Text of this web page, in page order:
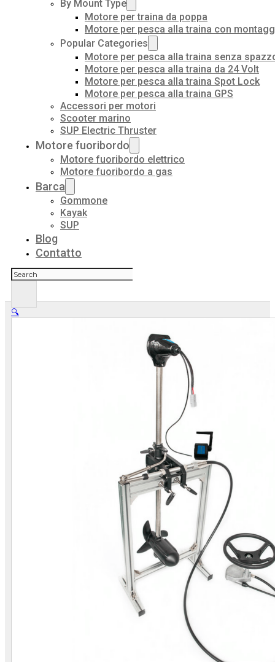
By Mount Type
Motore per traina da poppa
Motore per pesca alla traina con
Popular Categories
Motore per pesca alla traina senza
Motore per pesca alla traina da 24 Volt
Motore per pesca alla traina Spot Lock
Motore per pesca alla traina GPS
Accessori per motori
Scooter marino
SUP Electric Thruster
Motore fuoribordo
Motore fuoribordo elettrico
Motore fuoribordo a gas
Barca
Gommone
Kayak
SUP
Blog
Contatto
Cerca
🔍